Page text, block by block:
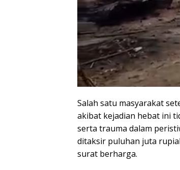
Salah satu masyarakat
akibat kejadian hebat ini
serta trauma dalam
ditaksir puluhan juta
surat berharga.